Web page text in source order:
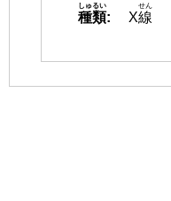
種類
しゅるい
: X線
せん